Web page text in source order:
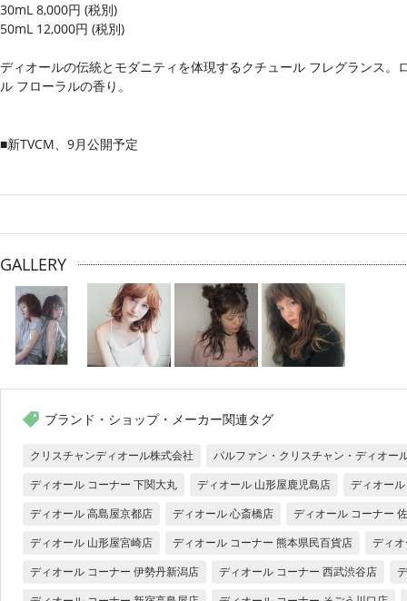
30mL 8,000円 (税別)
50mL 12,000円 (税別)
ディオールの伝統とモダニティを体現するクチュール フレグランス
ル フローラルの香り。
■新TVCM、9月公開予定
GALLERY
ブランド・ショップ・メーカー関連タグ
クリスチャンディオール株式会社
パルファン・クリスチャン・ディオー
ディオール コーナー 下関大丸
ディオール 山形屋鹿児島店
ディオー
ディオール 高島屋京都店
ディオール 心斎橋店
ディオール コーナー
ディオール 山形屋宮崎店
ディオール コーナー 熊本県民百貨店
ディ
ディオール コーナー 伊勢丹新潟店
ディオール コーナー 西武渋谷店